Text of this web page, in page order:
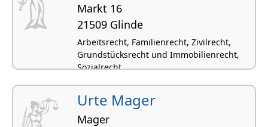
Markt 16
21509 Glinde
Arbeitsrecht, Familienrecht, Zivilrecht,
Grundstücksrecht und Immobilienrecht,
Sozialrecht
Urte Mager
Mager